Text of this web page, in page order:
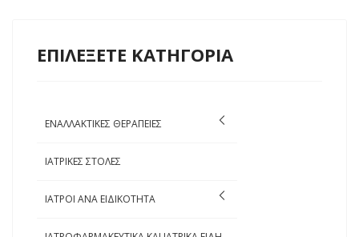
ΕΠΙΛΕΞΕΤΕ ΚΑΤΗΓΟΡΙΑ
ΕΝΑΛΛΑΚΤΙΚΕΣ ΘΕΡΑΠΕΙΕΣ
ΙΑΤΡΙΚΕΣ ΣΤΟΛΕΣ
ΙΑΤΡΟΙ ΑΝΑ ΕΙΔΙΚΟΤΗΤΑ